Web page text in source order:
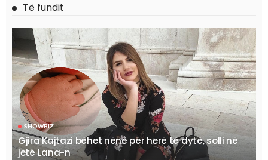
Të fundit
SHOWBIZ
Gjira Kajtazi bëhet nënë për herë të dytë, solli në
jetë Lana-n